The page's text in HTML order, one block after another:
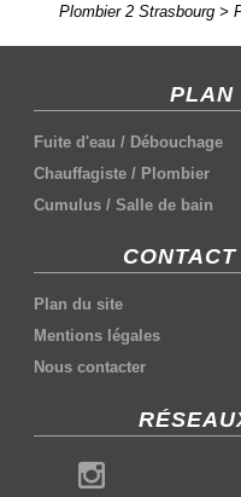
Plombier 2 Strasbourg>
PLAN
Fuite d'eau / Débouchage
Chauffagiste / Plombier
Cumulus /Salle de bain
Plan du site
Mentions légales
Nous contacter